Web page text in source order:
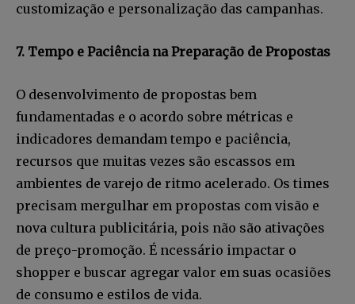
customização e personalização das campanhas.
7. Tempo e Paciência na Preparação de Propostas
O desenvolvimento de propostas bem
fundamentadas e o acordo sobre métricas e
indicadores demandam tempo e paciência,
recursos que muitas vezes são escassos em
ambientes de varejo de ritmo acelerado. Os times
precisam mergulhar em propostas com visão e
nova cultura publicitária, pois não são ativações
de preço-promoção. É ncessário impactar o
shopper e buscar agregar valor em suas ocasiões
de consumo e estilos de vida.